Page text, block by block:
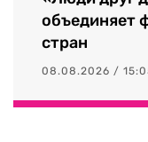
объединяет
стран
08.08.2026 /